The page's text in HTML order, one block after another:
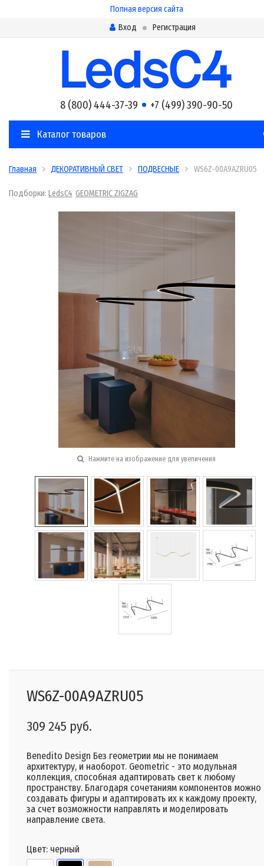
Полная версия сайта
Вход
Регистрация
8 (800) 444-37-39 +7 (499) 390-90-50
Каталог товаров
Главная ДЕКОРАТИВНЫЙ СВЕТ ПОДВЕСНЫЕ WS6Z-00A9AZRU05
Подборки: LedsC4 GEOMETRIC ZIGZAG
Нажмите на изображение для увеличения
WS6Z-00A9AZRU05
309 245 руб.
Benedito Design Без геометрии мы не понимаем
архитектуру, и наоборот. Geometric - это модульная
коллекция, способная адаптировать свет к любому
пространству. Благодаря сочетаниям компонентов можно
создавать фигуры и адаптировать их к каждому проекту,
за счет возможности направлять и моделировать
направление света.
Цвет: черный